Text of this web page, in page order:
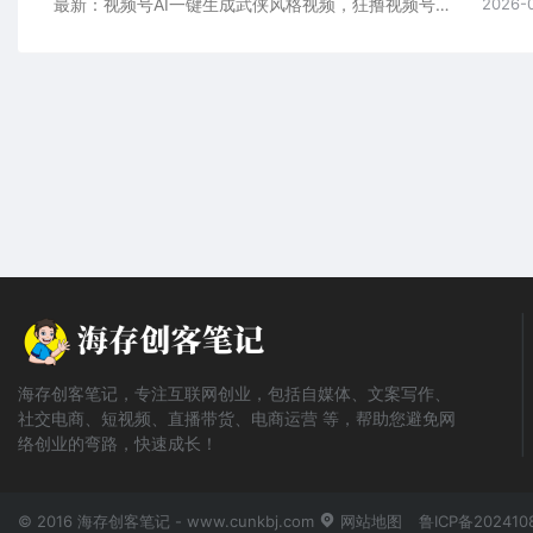
最新：视频号AI一键生成武侠风格视频，狂撸视频号分成收益，学完轻松日入1000+ 2026-
海存创客笔记，专注互联网创业，包括自媒体、文案写作、
社交电商、短视频、直播带货、电商运营 等，帮助您避免网
络创业的弯路，快速成长！
© 2016 海存创客笔记 - www.cunkbj.com 网站地图 鲁ICP备